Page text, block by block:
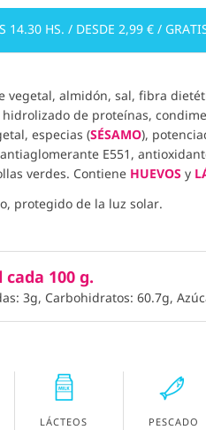
14.30 HS. / DESDE 2,99 € /
vegetal, almidón, sal, fibra
de proteínas,
especias (SÉSAMO), p
E551,
verdes. Contiene HUEVOS y
protegido de la luz solar.
100 g.
3g, Carbohidratos: 60.7g,
LÁCTEOS PESCADO